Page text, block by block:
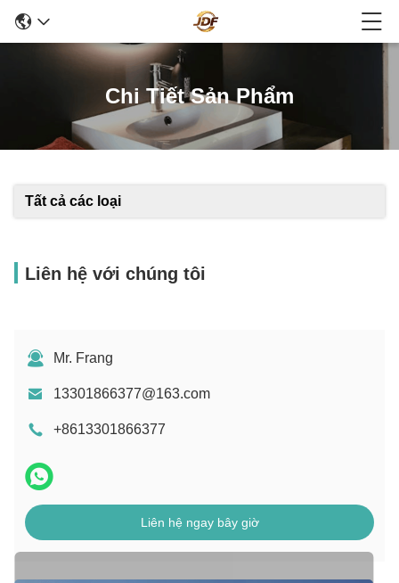
Chi Tiết Sản Phẩm
Tất cả các loại
Liên hệ với chúng tôi
Mr. Frang
13301866377@163.com
+8613301866377
Liên hệ ngay bây giờ